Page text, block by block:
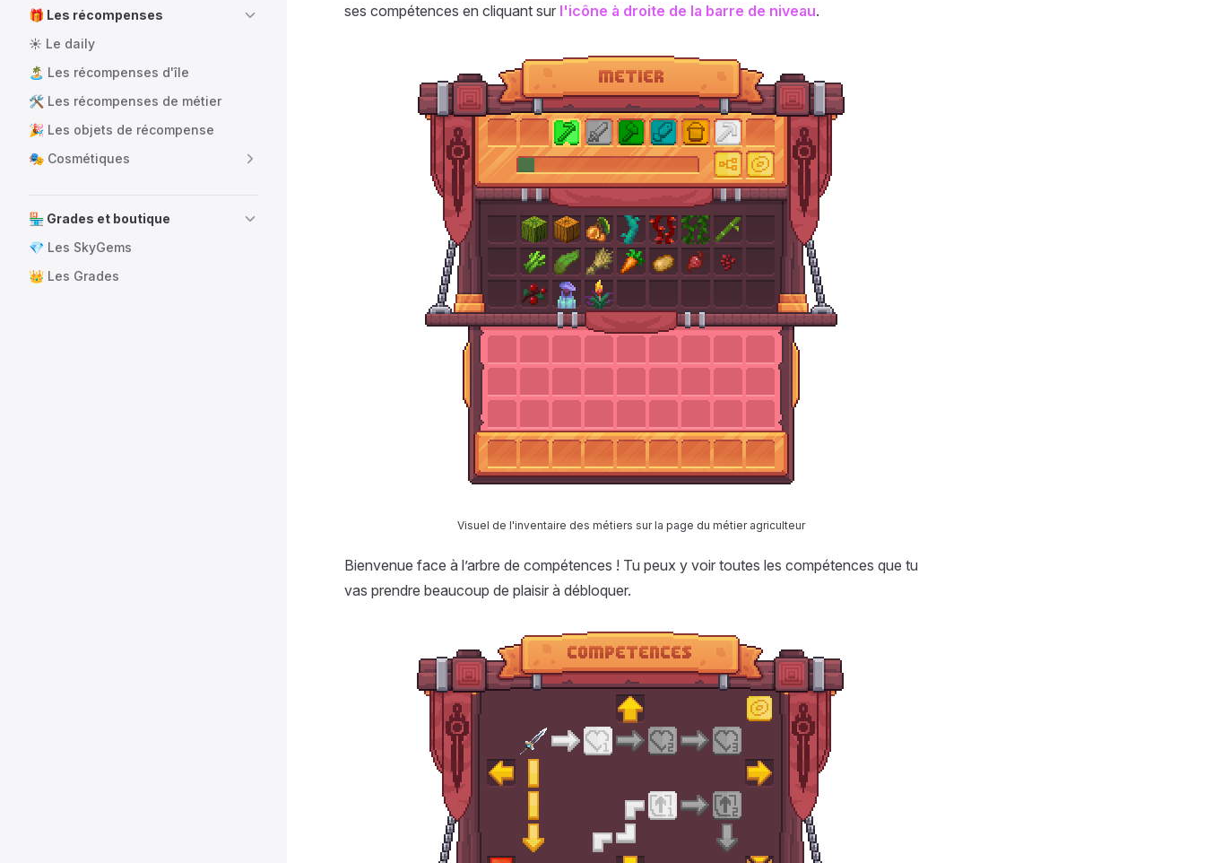
🎁 Les récompenses
☀️ Le daily
🏝️ Les récompenses d'île
🛠️ Les récompenses de métier
🎉 Les objets de récompense
🎭 Cosmétiques
🏪 Grades et boutique
💎 Les SkyGems
👑 Les Grades
ses compétences en cliquant sur l'icône à droite de la barre de niveau.
Visuel de l'inventaire des métiers sur la page du métier agriculteur
Bienvenue face à l’arbre de compétences ! Tu peux y voir toutes les compétences que tu
vas prendre beaucoup de plaisir à débloquer.